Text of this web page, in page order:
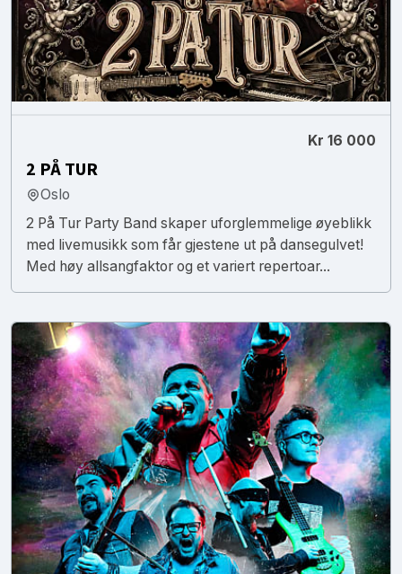
Kr 16 000
2 PÅ TUR
Oslo
2 På Tur Party Band skaper uforglemmelige øyeblikk
med livemusikk som får gjestene ut på dansegulvet!
Med høy allsangfaktor og et variert repertoar...